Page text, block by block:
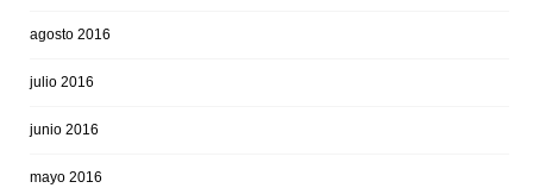
agosto 2016
julio 2016
junio 2016
mayo 2016